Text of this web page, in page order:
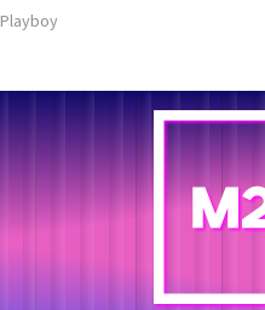
Playboy